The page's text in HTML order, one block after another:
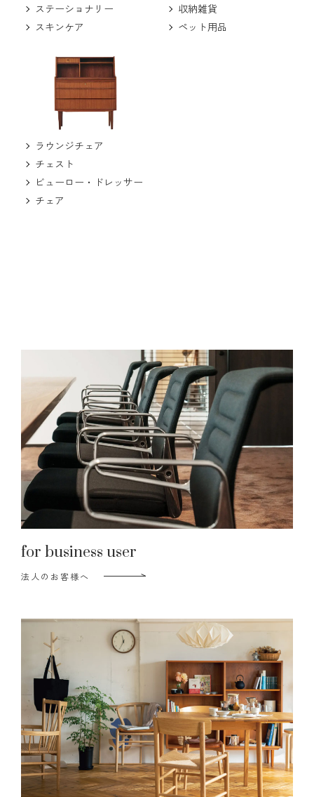
ステーショナリー
スキンケア
収納雑貨
ペット用品
ラウンジチェア
チェスト
ビューロー・ドレッサー
チェア
for business user
法人のお客様へ